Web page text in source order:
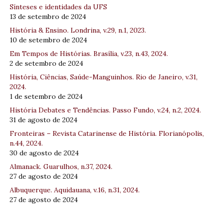
Sínteses e identidades da UFS
13 de setembro de 2024
História & Ensino. Londrina, v.29, n.1, 2023.
10 de setembro de 2024
Em Tempos de Histórias. Brasília, v.23, n.43, 2024.
2 de setembro de 2024
História, Ciências, Saúde-Manguinhos. Rio de Janeiro, v.31,
2024.
1 de setembro de 2024
História Debates e Tendências. Passo Fundo, v.24, n.2, 2024.
31 de agosto de 2024
Fronteiras – Revista Catarinense de História. Florianópolis,
n.44, 2024.
30 de agosto de 2024
Almanack. Guarulhos, n.37, 2024.
27 de agosto de 2024
Albuquerque. Aquidauana, v.16, n.31, 2024.
27 de agosto de 2024